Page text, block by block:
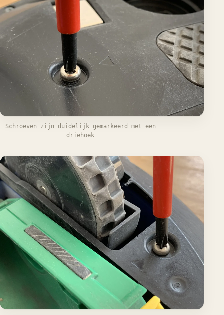
Schroeven zijn duidelijk gemarkeerd met een
driehoek